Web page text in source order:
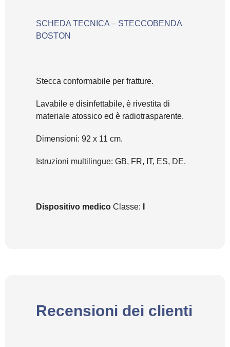
SCHEDA TECNICA – STECCOBENDA
BOSTON
Stecca conformabile per fratture.
Lavabile e disinfettabile, è rivestita di
materiale atossico ed è radiotrasparente.
Dimensioni: 92 x 11 cm.
Istruzioni multilingue: GB, FR, IT, ES, DE.
Dispositivo medico Classe:
Recensioni dei clienti